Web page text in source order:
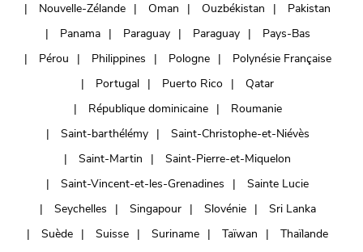
Nouvelle-Zélande
Oman Ouzbékistan
Pakistan
Panama
Paraguay Paraguay
Pays-Bas
Pérou
Philippines Pologne
Polynésie Française
Portugal
Puerto Rico
Qatar
République dominicaine
Roumanie
Saint-barthélémy
Saint-Christophe-et-Niévès
Saint-Martin
Saint-Pierre-et-Miquelon
Saint-Vincent-et-les-Grenadines
Sainte Lucie
Seychelles
Singapour Slovénie
Sri Lanka
Suède
Suisse Suriname Taïwan
Thaïlande